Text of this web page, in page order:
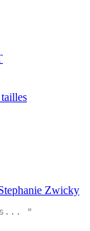
Zwicky
"